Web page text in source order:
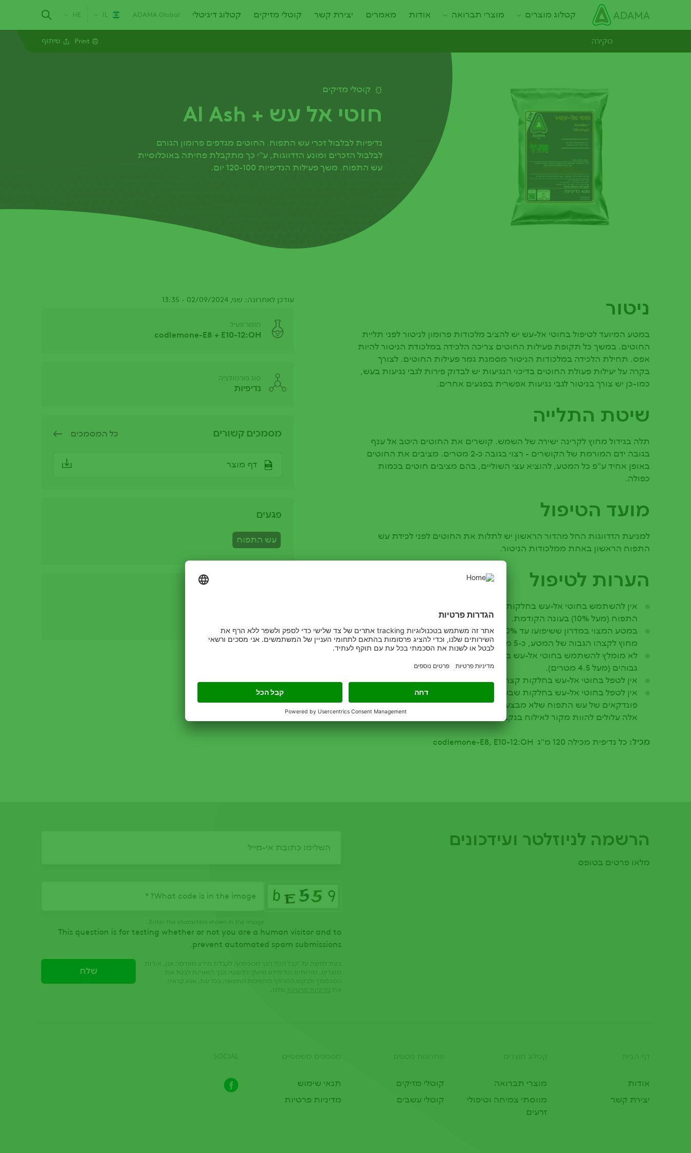
העיקרי
Main navigation
קטלוג מוצרים מוצרי תברואה אודות מאמרים יצירת קשר קוטלי מזיקים קטלוג דיגיטלי ADAMA Global
IL
HE
סקירה Print שיתוף
קוטלי מזיקים
חוטי אל עש + Al Ash
נדיפיות לבלבול זכרי עש התפוח. החוטים מגדפים פרומון הגורם
לבלבול הזכרים ומונע הזדווגות, ע״י כך מתקבלת פחיתה באוכלוסיית
עש התפוח. משך פעילות הנדיפיות 120-100 יום.
עודכן לאחרונה: שני, 02/09/2024 - 13:35 ניטור
במטע המיועד לטיפול בחוטי אל-עש יש להציב מלכודות פרומון לניטור לפני תליית
החוטים. במשך כל תקופת פעילות החוטים צריכה הלכידה במלכודת הניטור להיות
אפס. תחילת הלכידה במלכודות הניטור מסמנת גמר פעילות החוטים. לצורך
בקרה על יעילות פעולת החוטים בדיכוי הנגיעות יש לבדוק פירות לגבי נגיעות בעש,
כמו-כן יש צורך בניטור לגבי נגיעות אפשרית בפגעים אחרים.
שיטת התלייה
תלה בגידול מחוץ לקרינה ישירה של השמש. קושרים את החוטים היטב אל ענף
בגובה ידם המורמת של הקושרים - רצוי בגובה כ-2 מטרים. מציבים את החוטים
באופן אחיד ע"פ כל המטע, להוציא עצי השוליים, בהם מציבים חוטים בכמות
כפולה.
מועד הטיפול
למניעת הזדווגות החל מהדור הראשון יש לתלות את החוטים לפני לכידת עש
התפוח הראשון באחת ממלכודות הניטור.
הערות לטיפול
אין להשתמש בחוטי אל-עש בחלקות אשר בהן הייתה נגיעות רבה בעש
התפוח (מעל 10%) בעונה הקודמת.
במטע המצוי במדרון ששיפועו עד 30%, צריך להציב שורה של חוטי אל-עש
מחוץ לקצהו הגבוה של המטע, כ-5 מטרים לפני העצים הראשונים.
גבוהים (מעל 4.5 מטרים).
אין לטפל בחוטי אל-עש בחלקות קצרות או צרות או קטנות מ-50 דונם.
פונדקאים של עש התפוח שלא מבצעים בהם הדברה סדירה של העש, באשר
אלה עלולים להוות מקור לאילוח בנקבות מופרות.
מכיל: כל נדיפית מכילה 120 מ"ג codlemone-E8, E10-12:OH
חומר פעיל
codlemone-E8 + E10-12:OH
סוג פורמולציה
נדיפיות
מסמכים קשורים כל המסמכים
דף מוצר
פגעים
עש התפוח
הרשמה לניוזלטר ועידכונים
מלאו פרטים בטופס
What code is in the image?
Enter the characters shown in the image.
This question is for testing whether or not you are a human visitor and to
prevent automated spam submissions.
בעת לחיצה על 'קבל הכל' הנך מסכימ/ה לקבלת מידע מאדמה אגן, אודות
מוצרים, שירותים וכל מידע שיווקי רלוונטי. הנך רשאי/ת לבטל את
הסכמתך ולבקש הסרתך מרשימת התפוצה בכל עת. אנא קרא/י
אודות
יצירת קשר
מוצרי תברואה
מווסתי צמיחה וטיפולי
זרעים
קוטלי מזיקים
קוטלי עשבים
מסמכים משפטיים
תנאי שימוש
מדיניות פרטיות
SOCIAL
Facebook